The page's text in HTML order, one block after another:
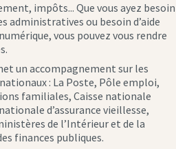
impôts... Que vous ayez besoin
administratives ou besoin d’aide
vous pouvez vous rendre
un accompagnement sur les
: La Poste, Pôle emploi,
familiales, Caisse nationale
d’assurance vieillesse,
de l’Intérieur et de la
finances publiques.